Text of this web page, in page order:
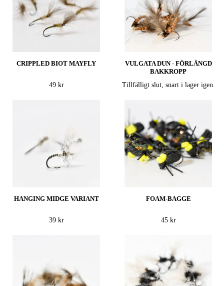
CRIPPLED BIOT MAYFLY
49 kr
VULGATA DUN - FÖRLÄNGD
BAKKROPP
Tillfälligt slut, snart i lager igen.
HANGING MIDGE VARIANT
39 kr
FOAM-BAGGE
45 kr